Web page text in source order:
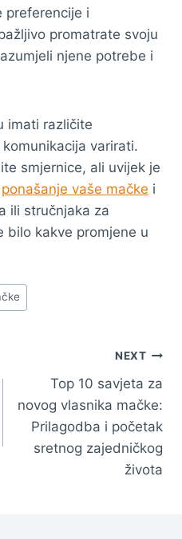
preferencije i
promatrate svoju
njene potrebe i
imati različite
varirati.
smjernice, ali uvijek je
ponašanje vaše mačke i
ili stručnjaka za
bilo kakve promjene u
NEXT
Top 10 savjeta za
novog vlasnika mačke:
Prilagodba i početak
sretnog zajedničkog
života